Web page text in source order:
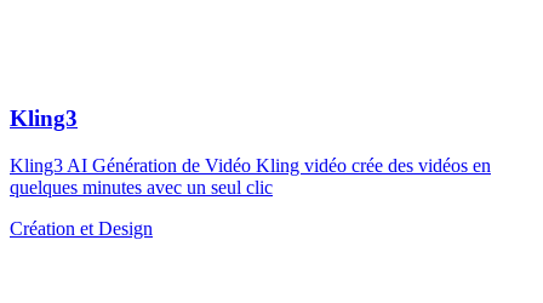
Kling3
Kling3 AI Génération de Vidéo Kling vidéo crée des vidéos en
quelques minutes avec un seul clic
Création et Design